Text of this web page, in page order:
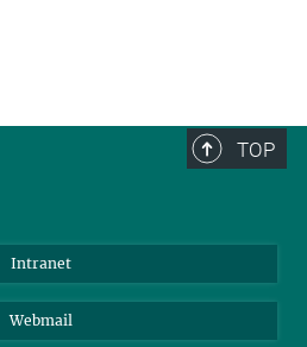
TOP
Intranet
Webmail